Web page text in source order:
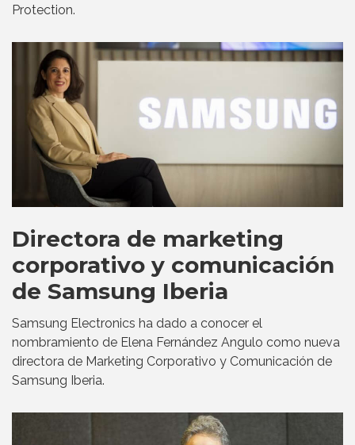
Protection.
Directora de marketing
corporativo y comunicación
de Samsung Iberia
Samsung Electronics ha dado a conocer el
nombramiento de Elena Fernández Angulo como nueva
directora de Marketing Corporativo y Comunicación de
Samsung Iberia.